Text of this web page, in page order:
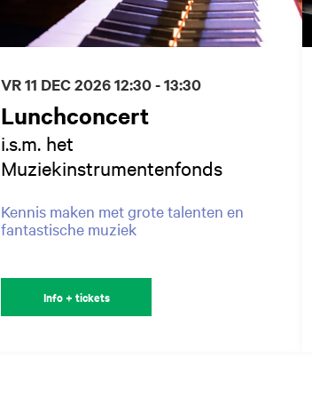
Lunchconcert
i.s.m. het
Muziekinstrumentenfonds
Kennis maken met grote talenten en
fantastische muziek
VR 11 DEC 202612:30 - 13:30
Info + tickets